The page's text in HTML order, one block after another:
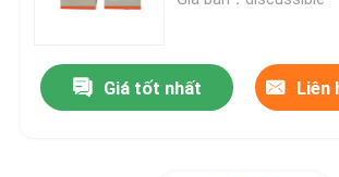
Giá tốt nhất Liên